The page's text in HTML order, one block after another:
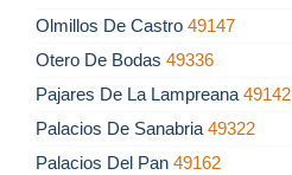
Olmillos De Castro 49147
Otero De Bodas 49336
Pajares De La Lampreana 49142
Palacios De Sanabria 49322
Palacios Del Pan 49162